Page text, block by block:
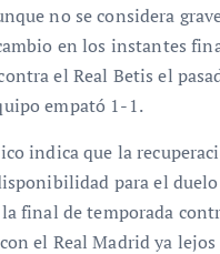
no se considera
en los instantes
el Real Betis el
empató 1-1.
indica que la
para el
final de temporada
el Real Madrid ya